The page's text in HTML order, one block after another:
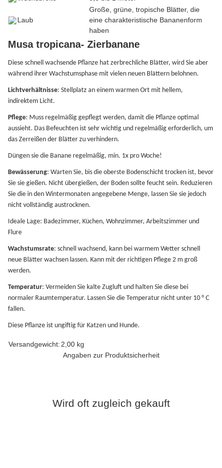
Laub
Große, grüne, tropische Blätter, die
eine charakteristische Bananenform
haben
Musa tropicana- Zierbanane
Diese schnell wachsende Pflanze hat zerbrechliche Blätter, wird Sie aber
während ihrer Wachstumsphase mit vielen neuen Blättern belohnen.
Lichtverhältnisse: Stellplatz an einem warmen Ort mit hellem,
indirektem Licht.
Pflege: Muss regelmäßig gepflegt werden, damit die Pflanze optimal
aussieht. Das Befeuchten ist sehr wichtig und regelmäßig erforderlich, um
das Zerreißen der Blätter zu verhindern.
Düngen sie die Banane regelmäßig, min. 1x pro Woche!
Bewässerung: Warten Sie, bis die oberste Bodenschicht trocken ist, bevor
Sie sie gießen. Nicht übergießen, der Boden sollte feucht sein. Reduzieren
Sie die in den Wintermonaten angegebene Menge, lassen Sie sie jedoch
nicht vollständig austrocknen.
Ideale Lage: Badezimmer, Küchen, Wohnzimmer, Arbeitszimmer und
Flure
Wachstumsrate: schnell wachsend, kann bei warmem Wetter schnell
neue Blätter wachsen lassen. Kann mit der richtigen Pflege 2 m groß
werden.
Temperatur: Vermeiden Sie kalte Zugluft und halten Sie diese bei
normaler Raumtemperatur. Lassen Sie die Temperatur nicht unter 10 ° C
fallen.
Diese Pflanze ist ungiftig für Katzen und Hunde.
Produkteigenschaft
Wert
Versandgewicht: 2,00 kg
Angaben zur Produktsicherheit
Wird oft zugleich gekauft